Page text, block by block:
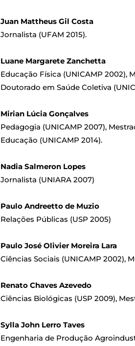
Juan Mattheus Gil Costa
Jornalista (UFAM 2015).
Luane Margarete Zanchetta
Educação Física (UNICAMP 2002),
Doutorado em Saúde Coletiva
Mirian Lúcia Gonçalves
Pedagogia (UNICAMP 2007),
Educação (UNICAMP 2014).
Nadia Salmeron Lopes
Jornalista (UNIARA 2007)
Paulo Andreetto de Muzio
Relações Públicas (USP 2005)
Paulo José Olivier Moreira Lara
Ciências Sociais (UNICAMP 2002),
Renato Chaves Azevedo
Ciências Biológicas (USP 2009),
Sylla John Lerro Taves
Engenharia de Produção